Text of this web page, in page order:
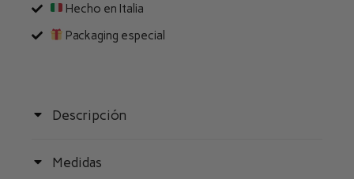
Hecho en Italia
Packaging especial
Descripción
Medidas